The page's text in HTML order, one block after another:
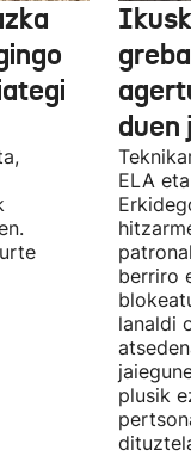
duen
ELA
berriro
lanaldi
plusik